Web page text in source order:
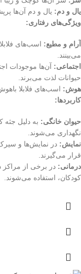
یال و دم: یال و دم آن‌ها
ویژگی‌های رفتاری:
آرام و مطیع: اسب‌های
می‌بینند.
اجتماعی: آن‌ها موجودات
حیوانات لذت می‌برند.
هوش: اسب‌های فلابلا
کاربردها:
حیوان خانگی: به دلیل جثه
نگهداری می‌شوند.
نمایش: در نمایش‌ها و
قرار می‌گیرند.
درمانی: در برخی از مراکز
کودکان، استفاده می‌شوند.